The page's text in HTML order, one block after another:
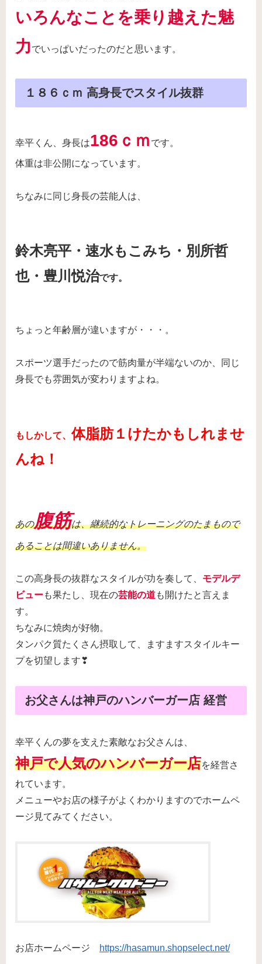
いろんなことを乗り越えた魅
力 でいっぱいだったのだと思います。
１８６ｃｍ 高身長でスタイル抜群
幸平くん、身長は186ｃｍ です。
体重は非公開になっています。
ちなみに同じ身長の芸能人は、
鈴木亮平・速水もこみち・別所哲
也・豊川悦治です。
ちょっと年齢層が違いますが・・・。
スポーツ選手だったので筋肉量が半端ないのか、同じ
身長でも雰囲気が変わりますよね。
もしかして、体脂肪１けたかもしれませ
んね！
あの腹筋は、継続的なトレーニングのたまもので
あることは間違いありません。
この高身長の抜群なスタイルが功を奏して、 モデルデ
ビューも果たし、現在の芸能の道も開けたと言えま
す。
ちなみに焼肉が好物。
タンパク質たくさん摂取して、ますますスタイルキー
プを切望します❣
お父さんは神戸のハンバーガー店 経営
幸平くんの夢を支えた素敵なお父さんは、
神戸で人気のハンバーガー店を経営さ
れています。
メニューやお店の様子がよくわかりますのでホームペ
ージ見てみてください。
お店ホームページ https://hasamun.shopselect.net/